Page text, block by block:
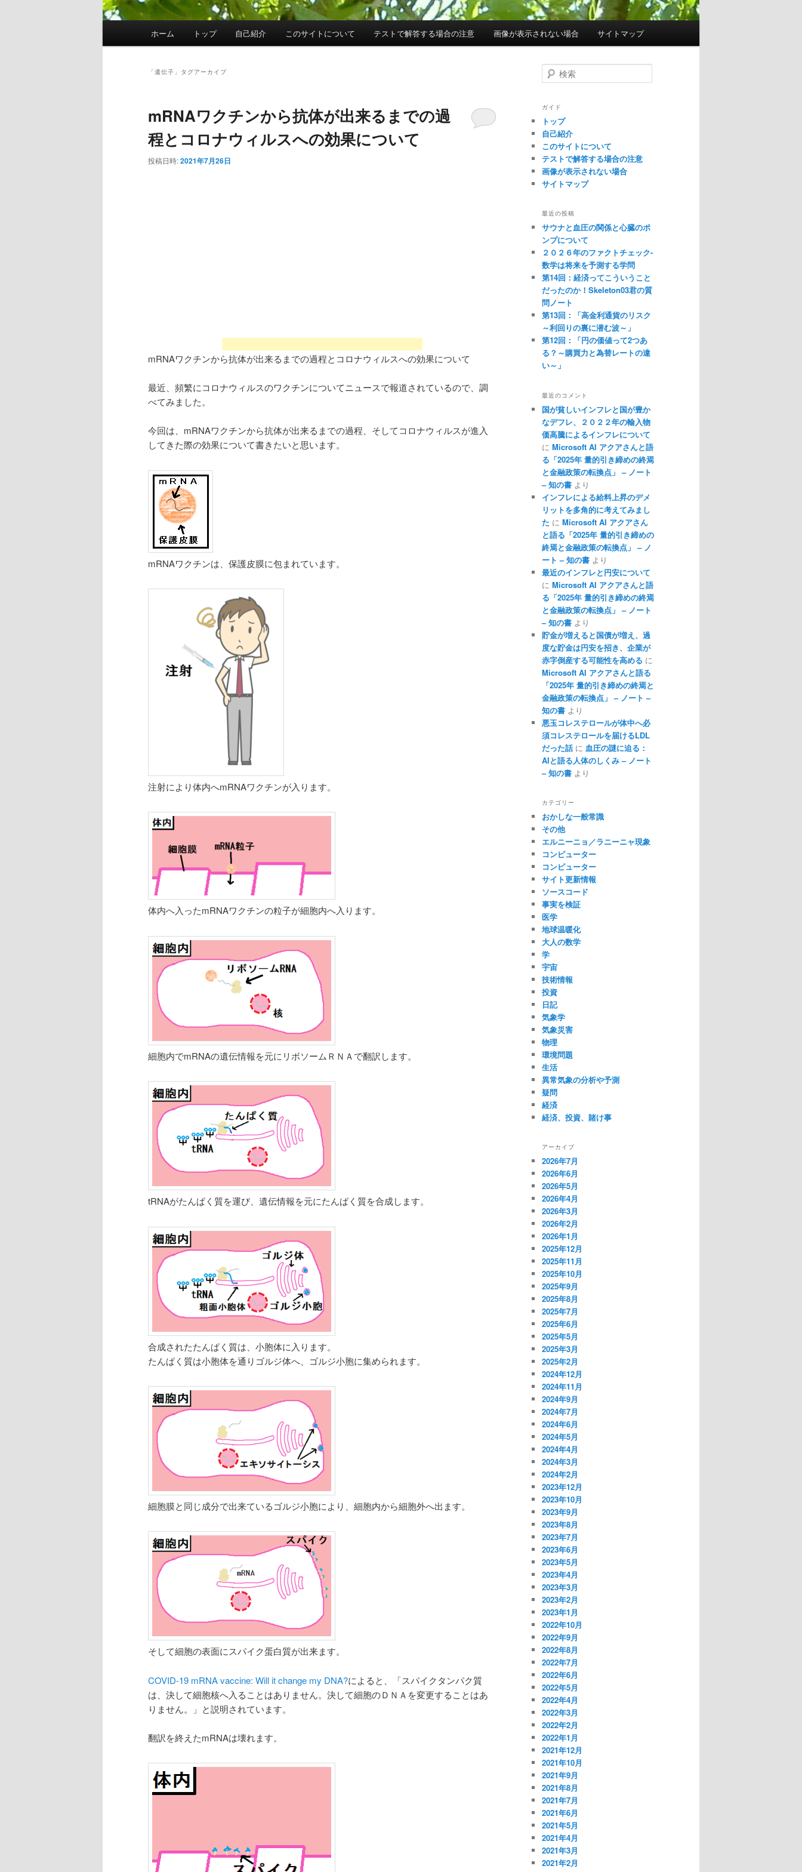
ホーム トップ 自己紹介 このサイトについて テストで解答する場合の注意 画像が表示されない場合 サイトマップ
「遺伝子 」タグアーカイブ
mRNAワクチンから抗体が出来るまでの過
程とコロナウィルスへの効果について
投稿日時:2021年7月26日
mRNAワクチンから抗体が出来るまでの過程とコロナウィルスへの効果について
最近、頻繁にコロナウィルスのワクチンについてニュースで報道されているので、調
べてみました。
今回は、mRNAワクチンから抗体が出来るまでの過程、そしてコロナウィルスが進入
してきた際の効果について書きたいと思います。
mRNAワクチンは、保護皮膜に包まれています。
注射により体内へmRNAワクチンが入ります。
体内へ入ったmRNAワクチンの粒子が細胞内へ入ります。
細胞内でmRNAの遺伝情報を元にリボソームＲＮＡで翻訳します。
tRNAがたんぱく質を運び、遺伝情報を元にたんぱく質を合成します。
合成されたたんぱく質は、小胞体に入ります。
たんぱく質は小胞体を通りゴルジ体へ、ゴルジ小胞に集められます。
細胞膜と同じ成分で出来ているゴルジ小胞により、細胞内から細胞外へ出ます。
そして細胞の表面にスパイク蛋白質が出来ます。
COVID-19 mRNA vaccine: Will it change my DNA?によると、「スパイクタンパク質
は、決して細胞核へ入ることはありません。決して細胞のＤＮＡを変更することはあ
りません。」と説明されています。
翻訳を終えたmRNAは壊れます。
検
索
ガイド
トップ
自己紹介
このサイトについて
テストで解答する場合の注意
画像が表示されない場合
サイトマップ
最近の投稿
サウナと血圧の関係と心臓のポ
ンプについて
２０２６年のファクトチェック-
数学は将来を予測する学問
第14回：経済ってこういうこと
だったのか！Skeleton03君の質
問ノート
第13回：「高金利通貨のリスク
～利回りの裏に潜む波～」
第12回：「円の価値って2つあ
る？～購買力と為替レートの違
い～」
最近のコメント
国が貧しいインフレと国が豊か
なデフレ、２０２２年の輸入物
価高騰によるインフレについて
に Microsoft AI アクアさんと語
る「2025年 量的引き締めの終焉
と金融政策の転換点」 – ノート
– 知の書 より
インフレによる給料上昇のデメ
リットを多角的に考えてみまし
た に Microsoft AI アクアさん
と語る「2025年 量的引き締めの
終焉と金融政策の転換点」 – ノ
ート – 知の書 より
最近のインフレと円安について
に Microsoft AI アクアさんと語
る「2025年 量的引き締めの終焉
と金融政策の転換点」 – ノート
– 知の書 より
貯金が増えると国債が増え、過
度な貯金は円安を招き、企業が
赤字倒産する可能性を高める に
Microsoft AI アクアさんと語る
「2025年 量的引き締めの終焉と
金融政策の転換点」 – ノート –
知の書 より
悪玉コレステロールが体中へ必
須コレステロールを届けるLDL
だった話 に 血圧の謎に迫る：
AIと語る人体のしくみ – ノート
– 知の書 より
カテゴリー
おかしな一般常識
その他
エルニーニョ／ラニーニャ現象
コンピューター
コンピューター
サイト更新情報
ソースコード
事実を検証
医学
地球温暖化
大人の数学
学
宇宙
技術情報
投資
日記
気象学
気象災害
物理
環境問題
生活
異常気象の分析や予測
疑問
経済
経済、投資、賭け事
アーカイブ
2026年7月
2026年6月
2026年5月
2026年4月
2026年3月
2026年2月
2026年1月
2025年12月
2025年11月
2025年10月
2025年9月
2025年8月
2025年7月
2025年6月
2025年5月
2025年3月
2025年2月
2024年12月
2024年11月
2024年9月
2024年7月
2024年6月
2024年5月
2024年4月
2024年3月
2024年2月
2023年12月
2023年10月
2023年9月
2023年8月
2023年7月
2023年6月
2023年5月
2023年4月
2023年3月
2023年2月
2023年1月
2022年10月
2022年9月
2022年8月
2022年7月
2022年6月
2022年5月
2022年4月
2022年3月
2022年2月
2022年1月
2021年12月
2021年10月
2021年9月
2021年8月
2021年7月
2021年6月
2021年5月
2021年4月
2021年3月
2021年2月